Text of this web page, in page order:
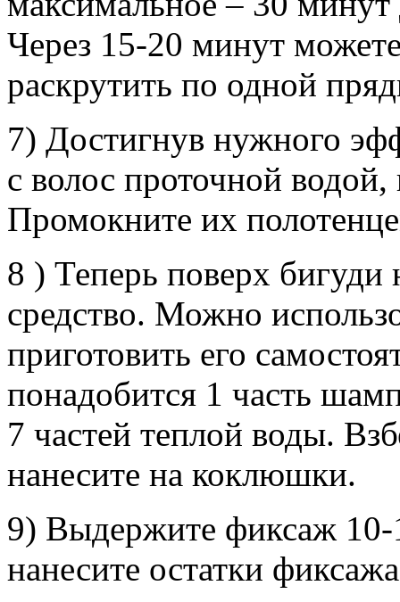
Через 15-20 минут
раскрутить по одной
7) Достигнув нужного
с волос проточной
Промокните их
8 ) Теперь поверх
средство. Можно
приготовить его
понадобится 1 часть
7 частей теплой воды.
нанесите на коклюшки.
9) Выдержите фиксаж
нанесите остатки